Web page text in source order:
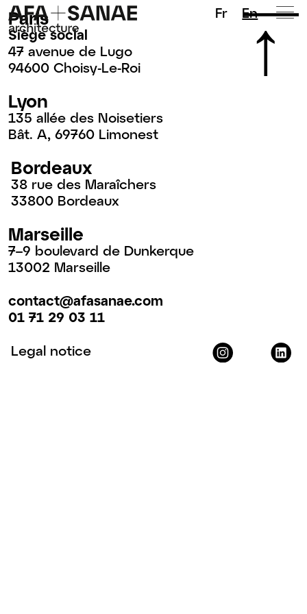
Fr En
Paris
Siège social
47 avenue de Lugo
94600 Choisy-Le-Roi
Lyon
135 allée des Noisetiers
Bât. A, 69760 Limonest
Bordeaux
38 rue des Maraîchers
33800 Bordeaux
Marseille
7–9 boulevard de Dunkerque
13002 Marseille
contact@afasanae.com
01 71 29 03 11
Legal notice